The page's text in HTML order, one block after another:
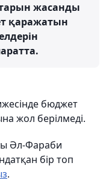
жасанды
қаражатын
бюджет
жол берілмеді.
Әл-Фараби
бір топ
.